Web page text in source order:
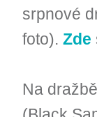
srpnové
foto). Zde
Na